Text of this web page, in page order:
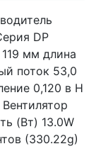
DP
мм длина
поток 53,0
0,120 в H
(Вт) 13.0W
(330.22g)